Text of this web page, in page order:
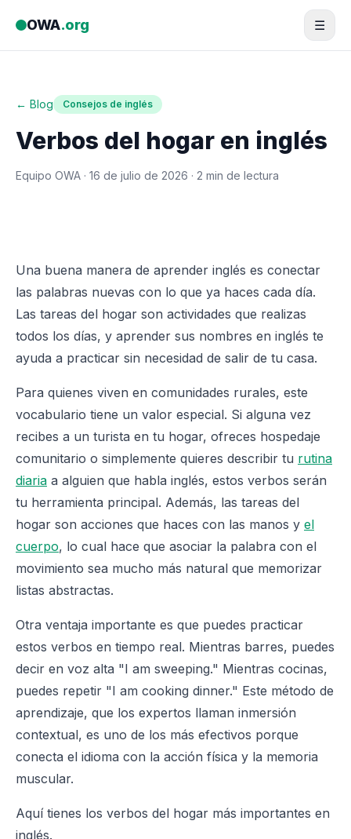
OWA.org ☰
← Blog Consejos de inglés
Verbos del hogar en inglés
Equipo OWA · 16 de julio de 2026 · 2 min de lectura
Una buena manera de aprender inglés es conectar
las palabras nuevas con lo que ya haces cada día.
Las tareas del hogar son actividades que realizas
todos los días, y aprender sus nombres en inglés te
ayuda a practicar sin necesidad de salir de tu casa.
Para quienes viven en comunidades rurales, este
vocabulario tiene un valor especial. Si alguna vez
recibes a un turista en tu hogar, ofreces hospedaje
comunitario o simplemente quieres describir tu rutina
diaria a alguien que habla inglés, estos verbos serán
tu herramienta principal. Además, las tareas del
hogar son acciones que haces con las manos y el
cuerpo, lo cual hace que asociar la palabra con el
movimiento sea mucho más natural que memorizar
listas abstractas.
Otra ventaja importante es que puedes practicar
estos verbos en tiempo real. Mientras barres, puedes
decir en voz alta "I am sweeping." Mientras cocinas,
puedes repetir "I am cooking dinner." Este método de
aprendizaje, que los expertos llaman inmersión
contextual, es uno de los más efectivos porque
conecta el idioma con la acción física y la memoria
muscular.
Aquí tienes los verbos del hogar más importantes en
inglés.